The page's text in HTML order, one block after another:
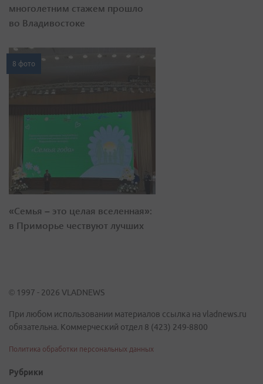
многолетним стажем прошло
во Владивостоке
8 фото
«Семья – это целая вселенная»:
в Приморье чествуют лучших
© 1997 - 2026 VLADNEWS
При любом использовании материалов ссылка на vladnews.ru
обязательна. Коммерческий отдел 8 (423) 249-8800
Политика обработки персональных данных
Рубрики